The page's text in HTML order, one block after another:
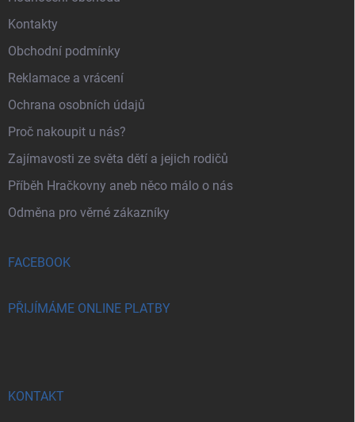
Kontakty
Obchodní podmínky
Reklamace a vrácení
Ochrana osobních údajů
Proč nakoupit u nás?
Zajímavosti ze světa dětí a jejich rodičů
Příběh Hračkovny aneb něco málo o nás
Odměna pro věrné zákazníky
FACEBOOK
PŘIJÍMÁME ONLINE PLATBY
KONTAKT